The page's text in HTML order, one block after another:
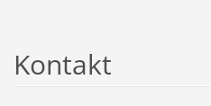
Kontakt